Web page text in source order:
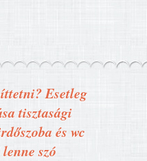
Esetleg
tisztasági
és wc
szó